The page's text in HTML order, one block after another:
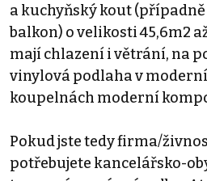
a kuchyňský kout
balkon) o velikosti 45,6m2
mají chlazení i větrání, na
vinylová podlaha v
koupelnách moderní
Pokud jste tedy firma/
potřebujete kancelářsko-